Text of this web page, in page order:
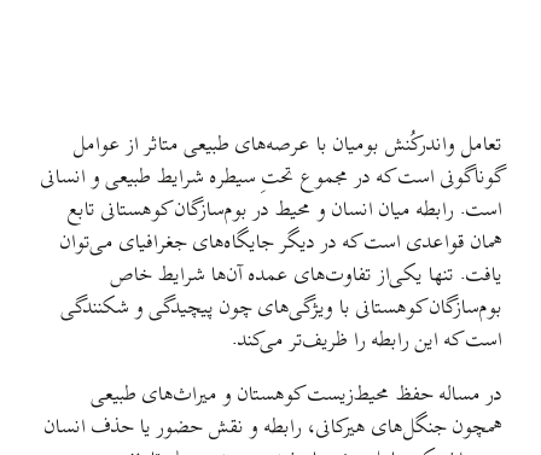
تعامل و‌اندرکُنش بومیان با عرصه‌های طبیعی متاثر از عوامل
گوناگونی است که در مجموع تحتِ سیطره شرایط طبیعی و انسانی
است. رابطه میان انسان و محیط در بوم‌سازگان کوهستانی تابع
همان قواعدی است که در دیگر جایگاه‌های جغرافیای می‌توان
یافت. تنها یکی‌از تفاوت‌های عمده آن‌ها شرایط خاص
بوم‌سازگان کوهستانی با ویژگی‌های چون پیچیدگی و شکنندگی
است که این رابطه را ظریف‌تر می‌کند.
در مساله حفظ محیط‌زیست کوهستان و میراث‌های طبیعی
همچون جنگل‌های هیرکانی، رابطه و نقش حضور یا حذف انسان